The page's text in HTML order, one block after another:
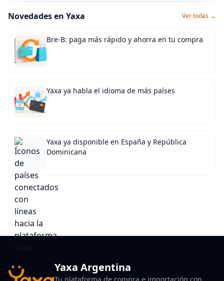
Novedades en Yaxa Ver todas →
Bre-B: paga más rápido y ahorra en tu compra
Yaxa ya habla el idioma de más países
Yaxa ya disponible en España y República
Dominicana
Yaxa Argentina